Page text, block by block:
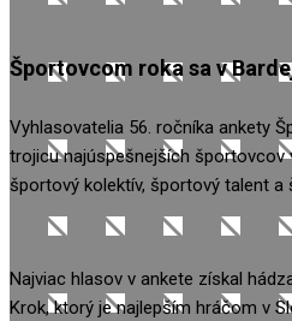
Športovcom roka sa v
Vyhlasovatelia 56. ročníka ankety
trojicu najúspešnejších športovcov
športový kolektív, športový talent a
Najviac hlasov v ankete získal
Krok, ktorý je najlepším hráčom v